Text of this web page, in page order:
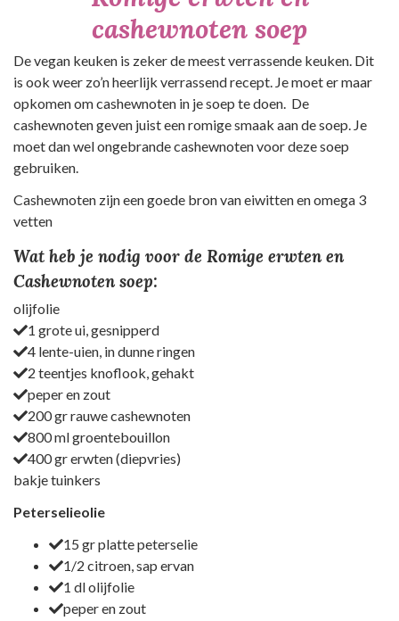
cashewnoten soep
De vegan keuken is zeker de meest verrassende keuken. Dit
is ook weer zo’n heerlijk verrassend recept. Je moet er maar
opkomen om cashewnoten in je soep te doen. De
cashewnoten geven juist een romige smaak aan de soep. Je
moet dan wel ongebrande cashewnoten voor deze soep
gebruiken.
Cashewnoten zijn een goede bron van eiwitten en omega 3
vetten
Wat heb je nodig voor de Romige erwten en
Cashewnoten soep:
olijfolie
1 grote ui, gesnipperd
4 lente-uien, in dunne ringen
2 teentjes knoflook, gehakt
peper en zout
200 gr rauwe cashewnoten
800 ml groentebouillon
400 gr erwten (diepvries)
bakje tuinkers
Peterselieolie
15 gr platte peterselie
1/2 citroen, sap ervan
1 dl olijfolie
peper en zout